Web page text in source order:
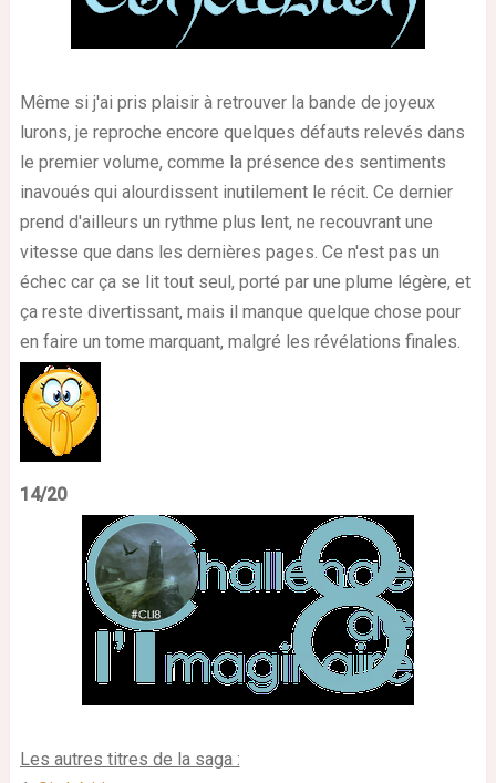
Même si j'ai pris plaisir à retrouver la bande de joyeux
lurons, je reproche encore quelques défauts relevés dans
le premier volume, comme la présence des sentiments
inavoués qui alourdissent inutilement le récit. Ce dernier
prend d'ailleurs un rythme plus lent, ne recouvrant une
vitesse que dans les dernières pages. Ce n'est pas un
échec car ça se lit tout seul, porté par une plume légère, et
ça reste divertissant, mais il manque quelque chose pour
en faire un tome marquant, malgré les révélations finales.
14/20
Les autres titres de la saga :